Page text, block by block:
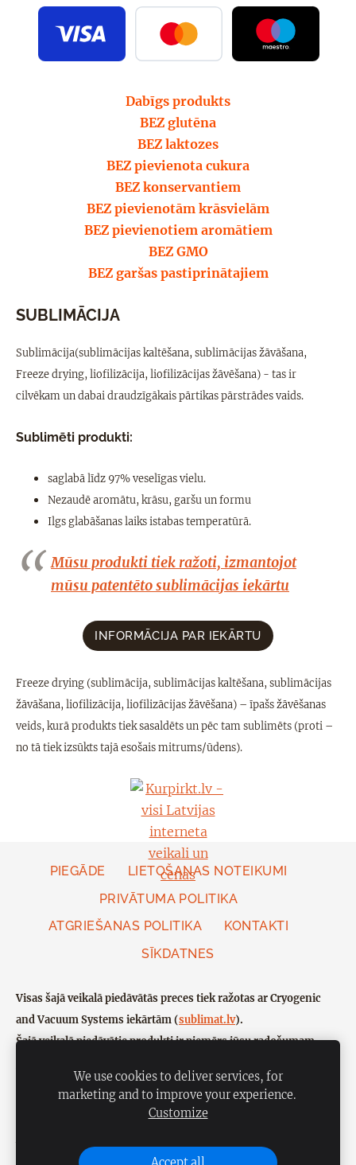
Dabīgs produkts
BEZ glutēna
BEZ laktozes
BEZ pievienota cukura
BEZ konservantiem
BEZ pievienotām krāsvielām
BEZ pievienotiem aromātiem
BEZ GMO
BEZ garšas pastiprinātajiem
SUBLIMĀCIJA
Sublimācija(sublimācijas kaltēšana, sublimācijas žāvāšana,
Freeze drying, liofilizācija, liofilizācijas žāvēšana) - tas ir
cilvēkam un dabai draudzīgākais pārtikas pārstrādes vaids.
Sublimēti produkti:
saglabā līdz 97% veselīgas vielu.
Nezaudē aromātu, krāsu, garšu un formu
Ilgs glabāšanas laiks istabas temperatūrā.
Mūsu produkti tiek ražoti, izmantojot
mūsu patentēto sublimācijas iekārtu
INFORMĀCIJA PAR IEKĀRTU
Freeze drying (sublimācija, sublimācijas kaltēšana, sublimācijas
žāvāšana, liofilizācija, liofilizācijas žāvēšana) – īpašs žāvēšanas
veids, kurā produkts tiek sasaldēts un pēc tam sublimēts (proti –
no tā tiek izsūkts tajā esošais mitrums/ūdens).
PIEGĀDE
LIETOŠANAS NOTEIKUMI
PRIVĀTUMA POLITIKA
ATGRIEŠANAS POLITIKA
KONTAKTI
SĪKDATNES
Visas šajā veikalā piedāvātās preces tiek ražotas ar Cryogenic
and Vacuum Systems iekārtām (sublimat.lv).
Šajā veikalā piedāvātie produkti ir piemērs jūsu radošumam.
Veidots ar Mozello - labo mājas lapu ģeneratoru
We use cookies to deliver services, for
marketing and to improve your experience.
Customize